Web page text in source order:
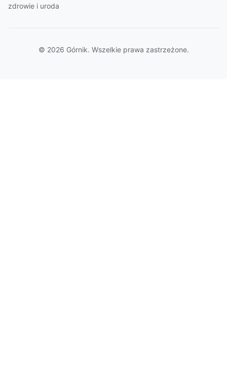
zdrowie i uroda
© 2026 Górnik. Wszelkie prawa zastrzeżone.